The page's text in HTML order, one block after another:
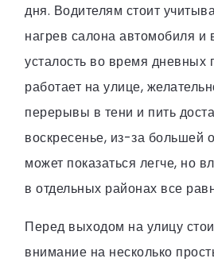
дня. Водителям стоит
нагрев салона автомобиля
усталость во время дневных
работает на улице,
перерывы в тени и пить
воскресенье, из-за большей
может показаться легче, но
в отдельных районах все
Перед выходом на улицу
внимание на несколько